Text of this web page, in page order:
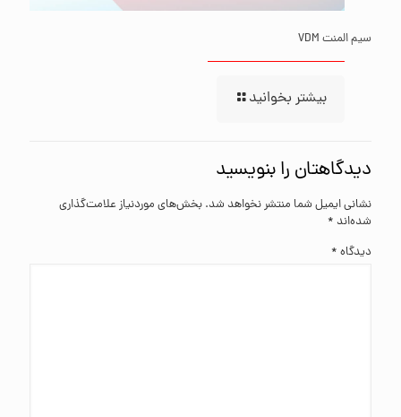
سیم المنت VDM
بیشتر بخوانید
دیدگاهتان را بنویسید
نشانی ایمیل شما منتشر نخواهد شد. بخش‌های موردنیاز علامت‌گذاری
شده‌اند *
دیدگاه *